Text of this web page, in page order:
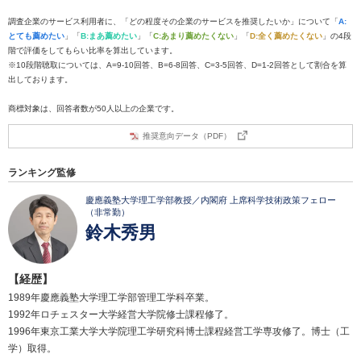
調査企業のサービス利用者に、「どの程度その企業のサービスを推奨したいか」について「A:
とても薦めたい 」「B:まあ薦めたい 」「C:あまり薦めたくない 」「D:全く薦めたくない 」の4段
階で評価をしてもらい比率を算出しています。
※10段階聴取については、A=9-10回答、B=6-8回答、C=3-5回答、D=1-2回答として割合を算
出しております。
商標対象は、回答者数が50人以上の企業です。
推奨意向データ（PDF）
ランキング監修
慶應義塾大学理工学部教授／内閣府 上席科学技術政策フェロー
（非常勤）
鈴木秀男
【経歴】
1989年慶應義塾大学理工学部管理工学科卒業。
1992年ロチェスター大学経営大学院修士課程修了。
1996年東京工業大学大学院理工学研究科博士課程経営工学専攻修了。博士（工
学）取得。